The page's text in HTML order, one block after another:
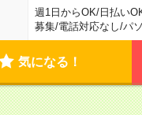
週1日からOK/日払い
募集/電話対応なし/パ
気になる！